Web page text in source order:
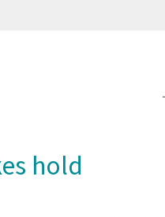
hold